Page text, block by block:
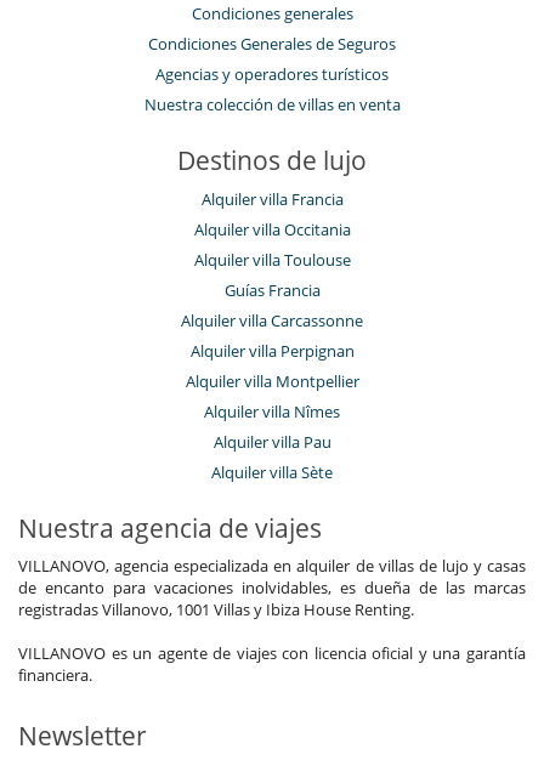
Condiciones generales
Condiciones Generales de Seguros
Agencias y operadores turísticos
Nuestra colección de villas en venta
Destinos de lujo
Alquiler villa Francia
Alquiler villa Occitania
Alquiler villa Toulouse
Guías Francia
Alquiler villa Carcassonne
Alquiler villa Perpignan
Alquiler villa Montpellier
Alquiler villa Nîmes
Alquiler villa Pau
Alquiler villa Sète
Nuestra agencia de viajes
VILLANOVO, agencia especializada en alquiler de villas de lujo y casas
de encanto para vacaciones inolvidables, es dueña de las marcas
registradas Villanovo, 1001 Villas y Ibiza House Renting.
VILLANOVO es un agente de viajes con licencia oficial y una garantía
financiera.
Newsletter